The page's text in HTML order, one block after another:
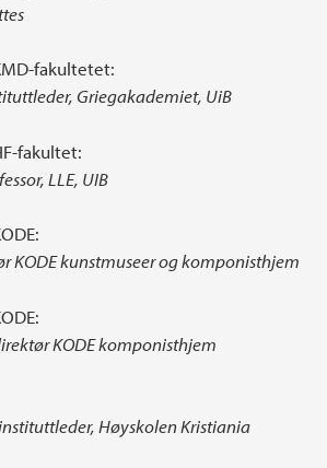
fakultetet:
Griegakademiet, UiB
fakultet:
LLE, UIB
KODE kunstmuseer og komponisthjem
KODE komponisthjem
Høyskolen Kristiania